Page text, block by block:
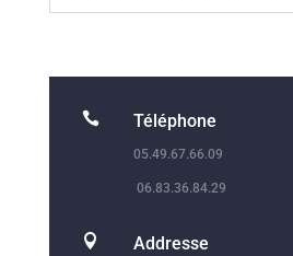
 Téléphone
05.49.67.66.09
06.83.36.84.29
 Addresse